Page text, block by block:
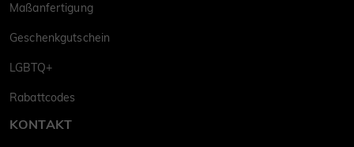
Maßanfertigung
Geschenkgutschein
LGBTQ+
Rabattcodes
KONTAKT